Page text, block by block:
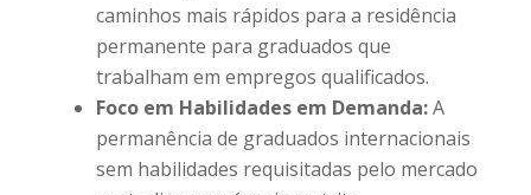
caminhos mais rápidos para a residência
permanente para graduados que
trabalham em empregos qualificados.
Foco em Habilidades em Demanda:A
permanência de graduados internacionais
sem habilidades requisitadas pelo mercado